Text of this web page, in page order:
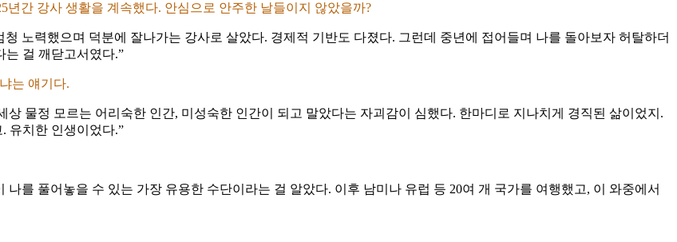
간 강사 생활을 계속했다. 안심으로 안주한 날들이지 않았을까?
노력했으며 덕분에 잘나가는 강사로 살았다. 경제적 기반도 다졌다. 그런데 중년에 접어들며 나를 돌아보자 허탈하더
는 걸 깨닫고서였다.”
는 얘기다.
물정 모르는 어리숙한 인간, 미성숙한 인간이 되고 말았다는 자괴감이 심했다. 한마디로 지나치게 경직된 삶이었지.
유치한 인생이었다.”
를 풀어놓을 수 있는 가장 유용한 수단이라는 걸 알았다. 이후 남미나 유럽 등 20여 개 국가를 여행했고, 이 와중에서